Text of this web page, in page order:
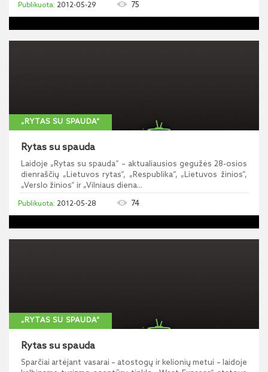
2012-05-29 75
„RYTAS SU SPAUDA“
Rytas su spauda
Laidoje „Rytas su spauda“ – aktualiausios gegužės 28-osios
dienraščių „Lietuvos rytas“, „Respublika“, „Lietuvos žinios“,
„Verslo žinios“ ir „Vilniaus diena...
2012-05-28 74
„RYTAS SU SPAUDA“
Rytas su spauda
Sparčiai artėjant vasarai – atostogų ir kelionių metui – laidoje